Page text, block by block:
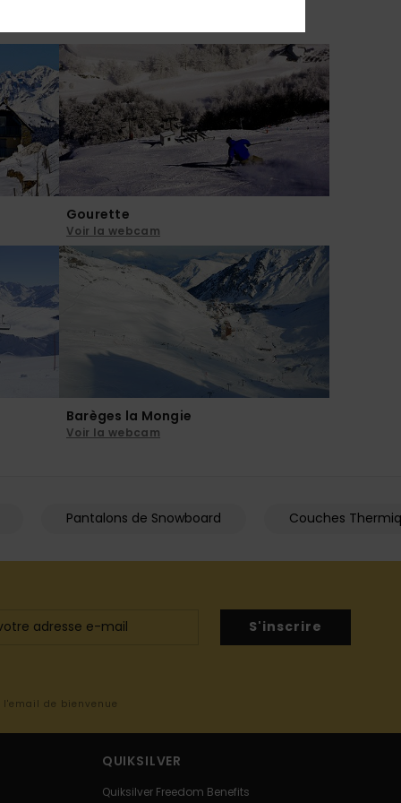
Gourette
Voir la webcam
Barèges la Mongie
Voir la webcam
Pantalons de Snowboard Couches
S'inscrire
de bienvenue
QUIKSILVER
Quiksilver Freedom Benefits